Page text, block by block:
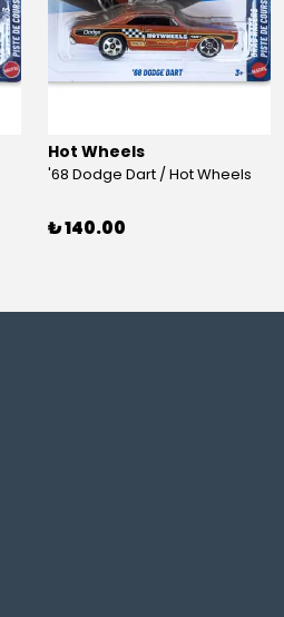
Hot Wheels
'68 Dodge Dart / Hot Wheels
₺ 140.00